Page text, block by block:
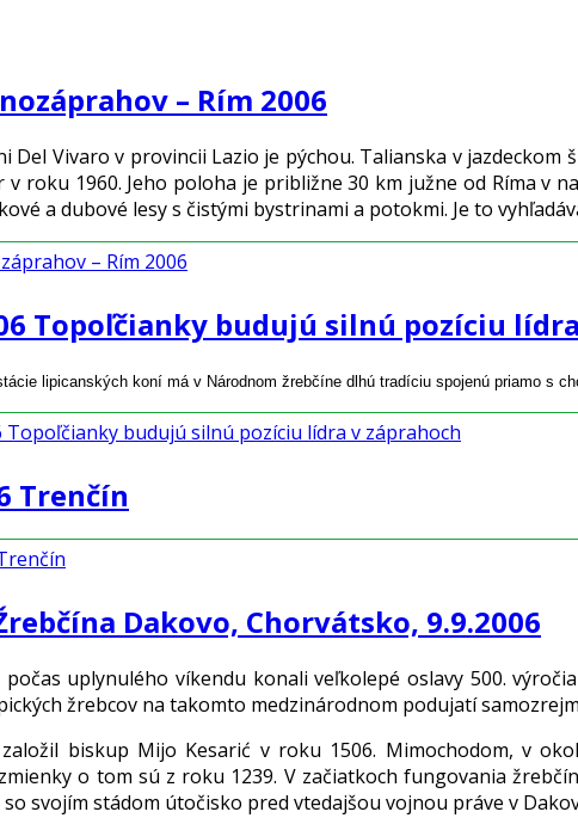
– Rím 2006
Vivaro v provincii Lazio je pýchou. Talianska v
roku 1960. Jeho poloha je približne 30 km južne od Ríma v
a dubové lesy s čistými bystrinami a potokmi. Je to
– Rím 2006
Topoľčianky budujú silnú pozíciu
lipicanských koní má v Národnom žrebčíne dlhú tradíciu spojenú priamo s
Topoľčianky budujú silnú pozíciu lídra v záprahoch
Trenčín
Dakovo, Chorvátsko, 9.9.2006
uplynulého víkendu konali veľkolepé oslavy 500.
žrebcov na takomto medzinárodnom podujatí
biskup Mijo Kesarić v roku 1506. Mimochodom, v
o tom sú z roku 1239. V začiatkoch fungovania
svojím stádom útočisko pred vtedajšou vojnou práve v